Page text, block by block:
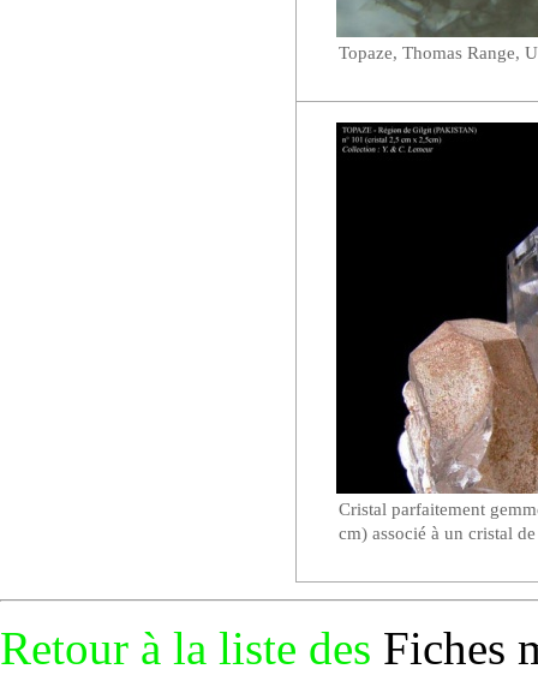
Topaze, Thomas Range,
Cristal parfaitement
cm) associé à un cristal
Retour à la liste des Fiches